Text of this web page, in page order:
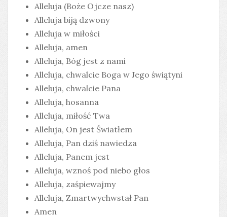
Alleluja (Boże Ojcze nasz)
Alleluja biją dzwony
Alleluja w miłości
Alleluja, amen
Alleluja, Bóg jest z nami
Alleluja, chwalcie Boga w Jego świątyni
Alleluja, chwalcie Pana
Alleluja, hosanna
Alleluja, miłość Twa
Alleluja, On jest Światłem
Alleluja, Pan dziś nawiedza
Alleluja, Panem jest
Alleluja, wznoś pod niebo głos
Alleluja, zaśpiewajmy
Alleluja, Zmartwychwstał Pan
Amen